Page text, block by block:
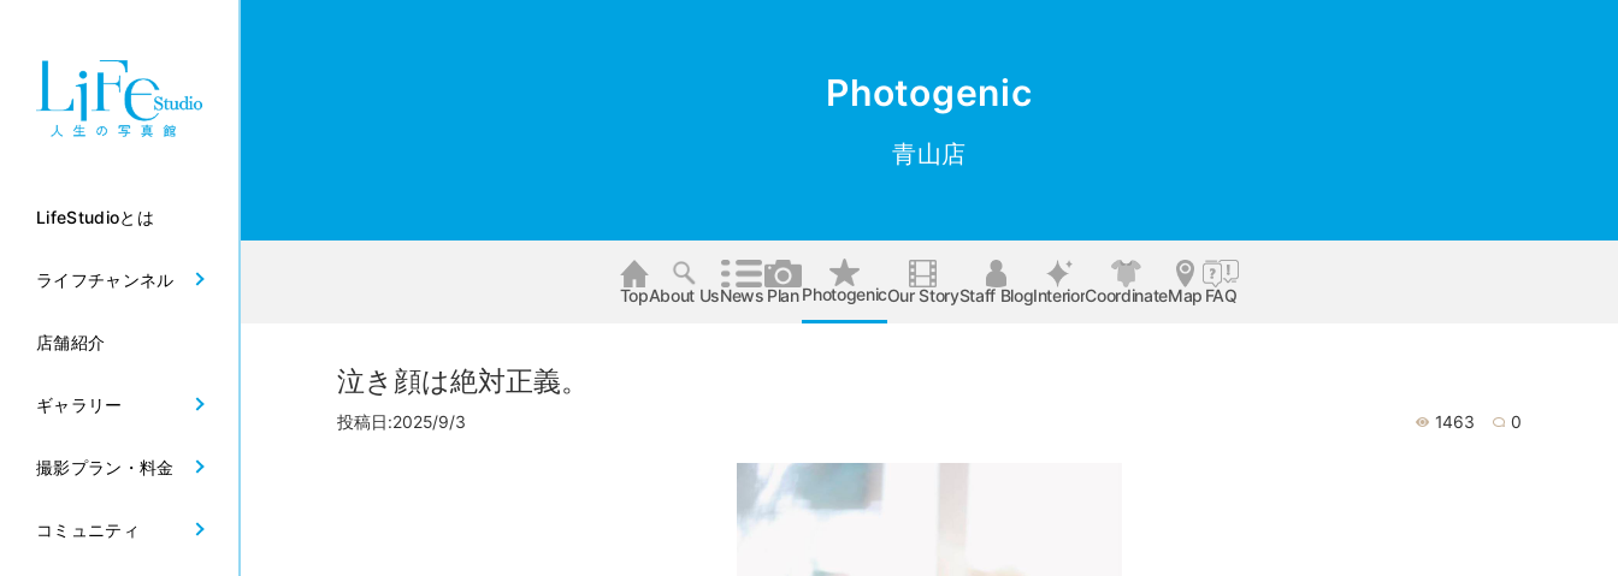
LifeStudioとは
ライフチャンネル
店舗紹介
ギャラリー
撮影プラン・料金
コミュニティ
Photogenic
青山店
TopAbout UsNews PlanPhotogenicOur StoryStaff BlogInteriorCoordinateMap FAQ
泣き顔は絶対正義。
投稿日:2025/9/3 1463 0